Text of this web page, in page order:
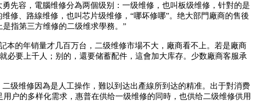
先容，電腦维修分為两個级别：一级维修，也叫板级维修，针對的是
修、路線维修，也叫芯片级维修，“哪坏修哪”。绝大部門廠商的售後
指第三方维修的二级维求學務。”
本的年销量才几百万台，二级维修市場不大，廠商看不上。若是廠商
必要上千人；别的，還要储蓄配件，這會加大库存。少数廠商客服承
级维修因為是人工操作，難以到达出產線所到达的精准。出于對消费
户的多样化需求，惠普在供给一级维修的同時，也供给二级维修供用